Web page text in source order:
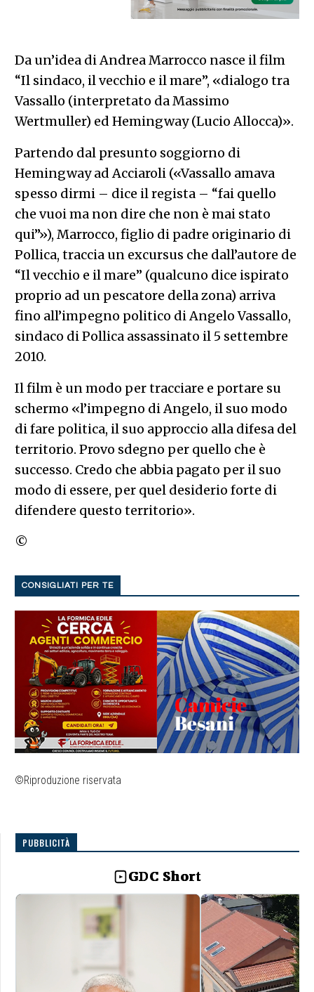
Da un’idea di Andrea Marrocco nasce il film
“Il sindaco, il vecchio e il mare”, «dialogo tra
Vassallo (interpretato da Massimo
Wertmuller) ed Hemingway (Lucio Allocca)».
Partendo dal presunto soggiorno di
Hemingway ad Acciaroli («Vassallo amava
spesso dirmi – dice il regista – “fai quello
che vuoi ma non dire che non è mai stato
qui”»), Marrocco, figlio di padre originario di
Pollica, traccia un excursus che dall’autore de
“Il vecchio e il mare” (qualcuno dice ispirato
proprio ad un pescatore della zona) arriva
fino all’impegno politico di Angelo Vassallo,
sindaco di Pollica assassinato il 5 settembre
2010.
Il film è un modo per tracciare e portare su
schermo «l’impegno di Angelo, il suo modo
di fare politica, il suo approccio alla difesa del
territorio. Provo sdegno per quello che è
successo. Credo che abbia pagato per il suo
modo di essere, per quel desiderio forte di
difendere questo territorio».
©
CONSIGLIATI PER TE
©Riproduzione riservata
PUBBLICITÀ
GDC Short